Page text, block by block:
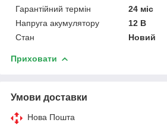
Гарантійний термін
24 міс
Напруга акумулятору
12 В
Стан
Новий
Приховати
Умови доставки
Нова Пошта